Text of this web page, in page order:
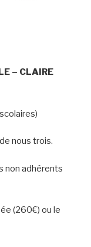
– CLAIRE
nous trois.
non adhérents
(260€) ou le